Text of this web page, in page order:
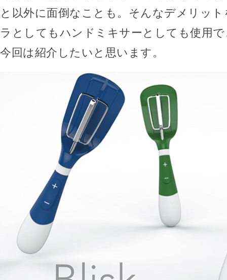
と以外に面倒なことも。そんなデメリッ
ラとしてもハンドミキサーとしても使用
今回は紹介したいと思います。